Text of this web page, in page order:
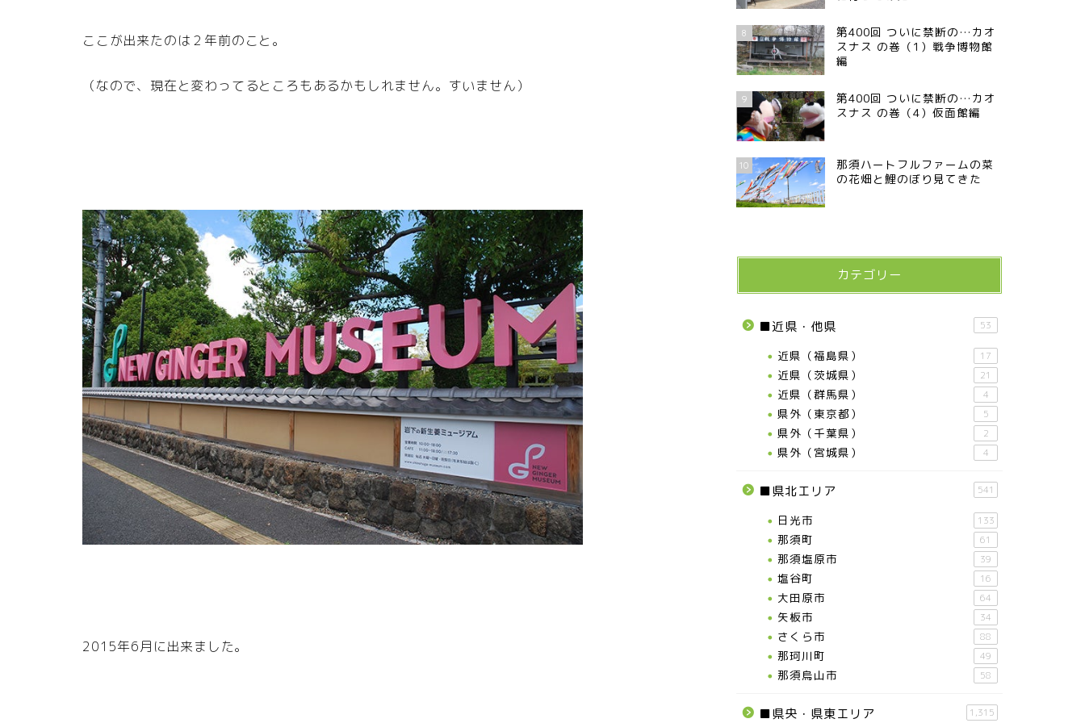
ここが出来たのは２年前のこと。
（なので、現在と変わってるところもあるかもしれません。すいません）
2015年6月に出来ました。
8
第400回 ついに禁断の…カオ
スナス の巻（1）戦争博物館
編
9
第400回 ついに禁断の…カオ
スナス の巻（4）仮面館編
10
那須ハートフルファームの菜
の花畑と鯉のぼり見てきた
カテゴリー
■近県・他県 53
近県（福島県） 17
近県（茨城県） 21
近県（群馬県） 4
県外（東京都） 5
県外（千葉県） 2
県外（宮城県） 4
■県北エリア 541
日光市 133
那須町 61
那須塩原市 39
塩谷町 16
大田原市 64
矢板市 34
さくら市 88
那珂川町 49
那須烏山市 58
■県央・県東エリア 1,315